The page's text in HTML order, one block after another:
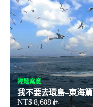
輕鬆寫意
我不要去環島–東海篇
NT$8,688 起